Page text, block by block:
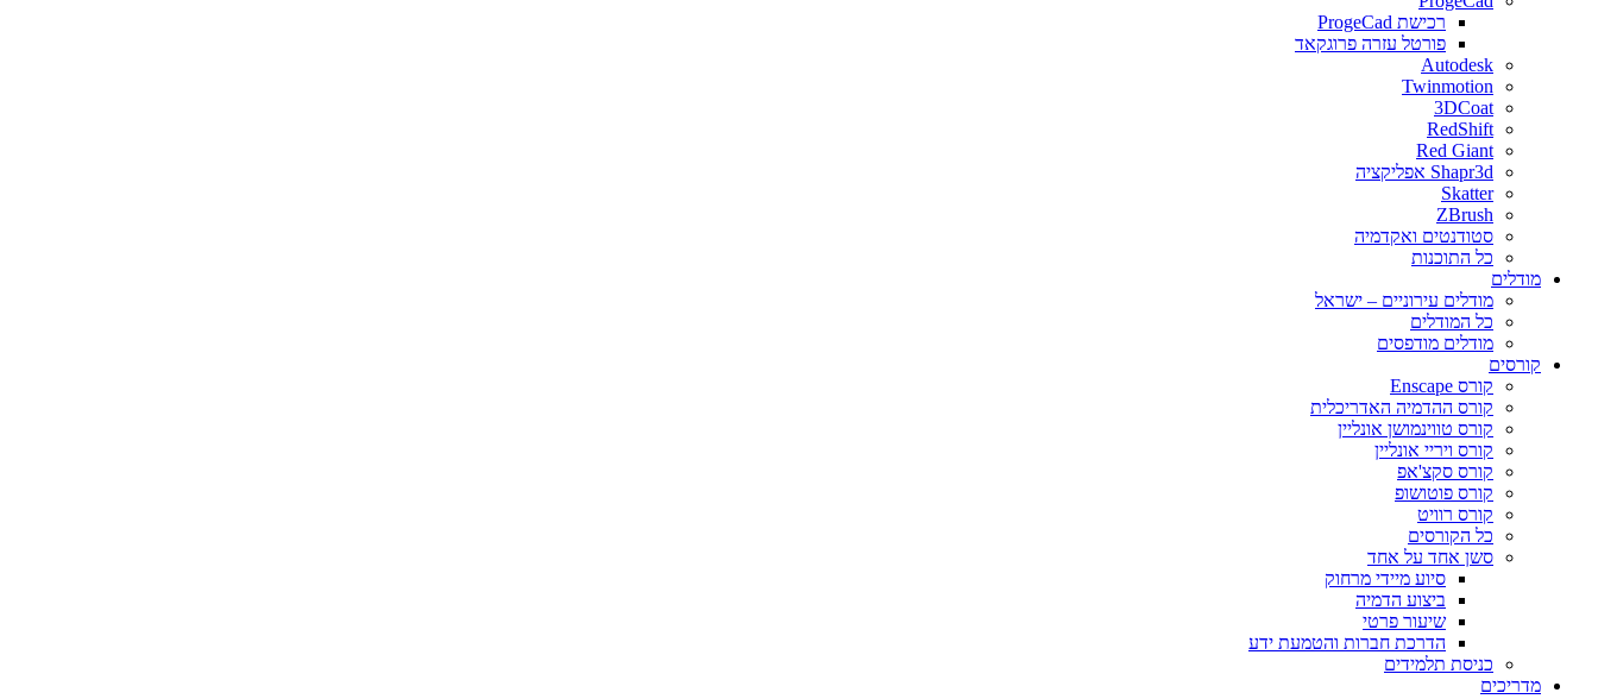
רכישת ProgeCad
פורטל עזרה פרוגקאד
Autodesk
Twinmotion
3DCoat
RedShift
Red Giant
Shapr3d אפליקציה
Skatter
ZBrush
סטודנטים ואקדמיה
כל התוכנות
מודלים
מודלים עירוניים – ישראל
כל המודלים
מודלים מודפסים
קורסים
קורס Enscape
קורס ההדמיה האדריכלית
קורס טווינמושן אונליין
קורס ויריי אונליין
קורס סקצ'אפ
קורס פוטושופ
קורס רוויט
כל הקורסים
סשן אחד על אחד
סיוע מיידי מרחוק
ביצוע הדמיה
שיעור פרטי
הדרכת חברות והטמעת ידע
כניסת תלמידים
מדריכים